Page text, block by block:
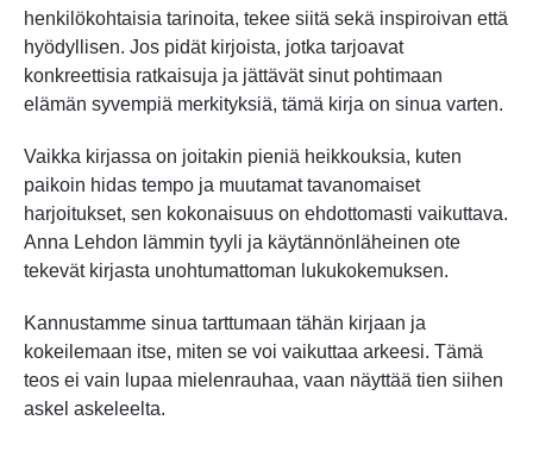
henkilökohtaisia tarinoita, tekee siitä sekä inspiroivan että
hyödyllisen. Jos pidät kirjoista, jotka tarjoavat
konkreettisia ratkaisuja ja jättävät sinut pohtimaan
elämän syvempiä merkityksiä, tämä kirja on sinua varten.
Vaikka kirjassa on joitakin pieniä heikkouksia, kuten
paikoin hidas tempo ja muutamat tavanomaiset
harjoitukset, sen kokonaisuus on ehdottomasti vaikuttava.
Anna Lehdon lämmin tyyli ja käytännönläheinen ote
tekevät kirjasta unohtumattoman lukukokemuksen.
Kannustamme sinua tarttumaan tähän kirjaan ja
kokeilemaan itse, miten se voi vaikuttaa arkeesi. Tämä
teos ei vain lupaa mielenrauhaa, vaan näyttää tien siihen
askel askeleelta.